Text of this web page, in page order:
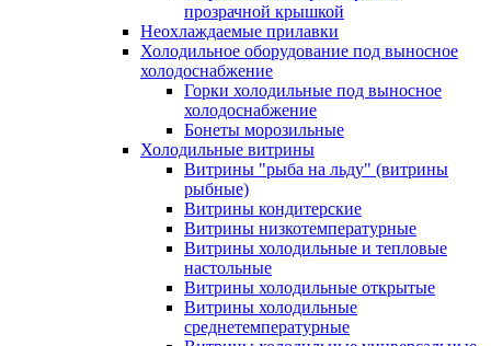
прозрачной крышкой
Неохлаждаемые прилавки
Холодильное оборудование под выносное
холодоснабжение
Горки холодильные под выносное
холодоснабжение
Бонеты морозильные
Холодильные витрины
Витрины "рыба на льду" (витрины
рыбные)
Витрины кондитерские
Витрины низкотемпературные
Витрины холодильные и тепловые
настольные
Витрины холодильные открытые
Витрины холодильные
среднетемпературные